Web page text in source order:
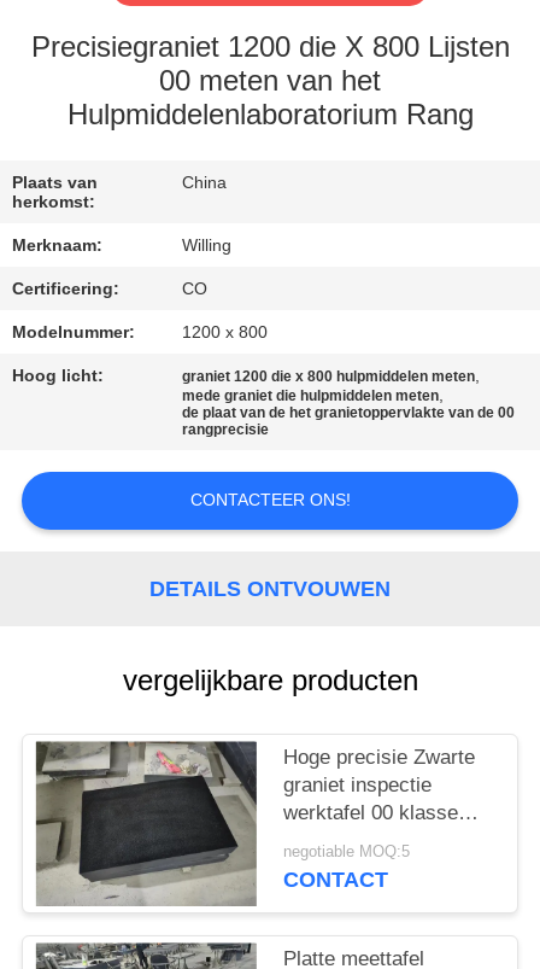
KWALITEITSCONTROLE
CONTACTEER
VERZOEK
OM EEN
CITAAT
PRIVACY
Precisiegraniet 1200 die X 800 Lijsten
00 meten van het
Hulpmiddelenlaboratorium Rang
Plaats van
herkomst:
China
Merknaam: Willing
Certificering: CO
Modelnummer: 1200 x 800
Hoog licht: graniet 1200 die x 800 hulpmiddelen meten,
mede graniet die hulpmiddelen meten,
de plaat van de het granietoppervlakte van de 00
rangprecisie
CONTACTEER ONS!
DETAILS ONTVOUWEN
vergelijkbare producten
Hoge precisie Zwarte
graniet inspectie
werktafel 00 klasse
kwaliteit oppervlakte
plaat
negotiable MOQ:5
CONTACT
Platte meettafel